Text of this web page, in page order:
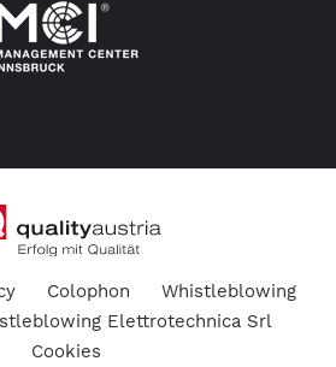
Colophon
Whistleblowing
Elettrotechnica Srl
Cookies